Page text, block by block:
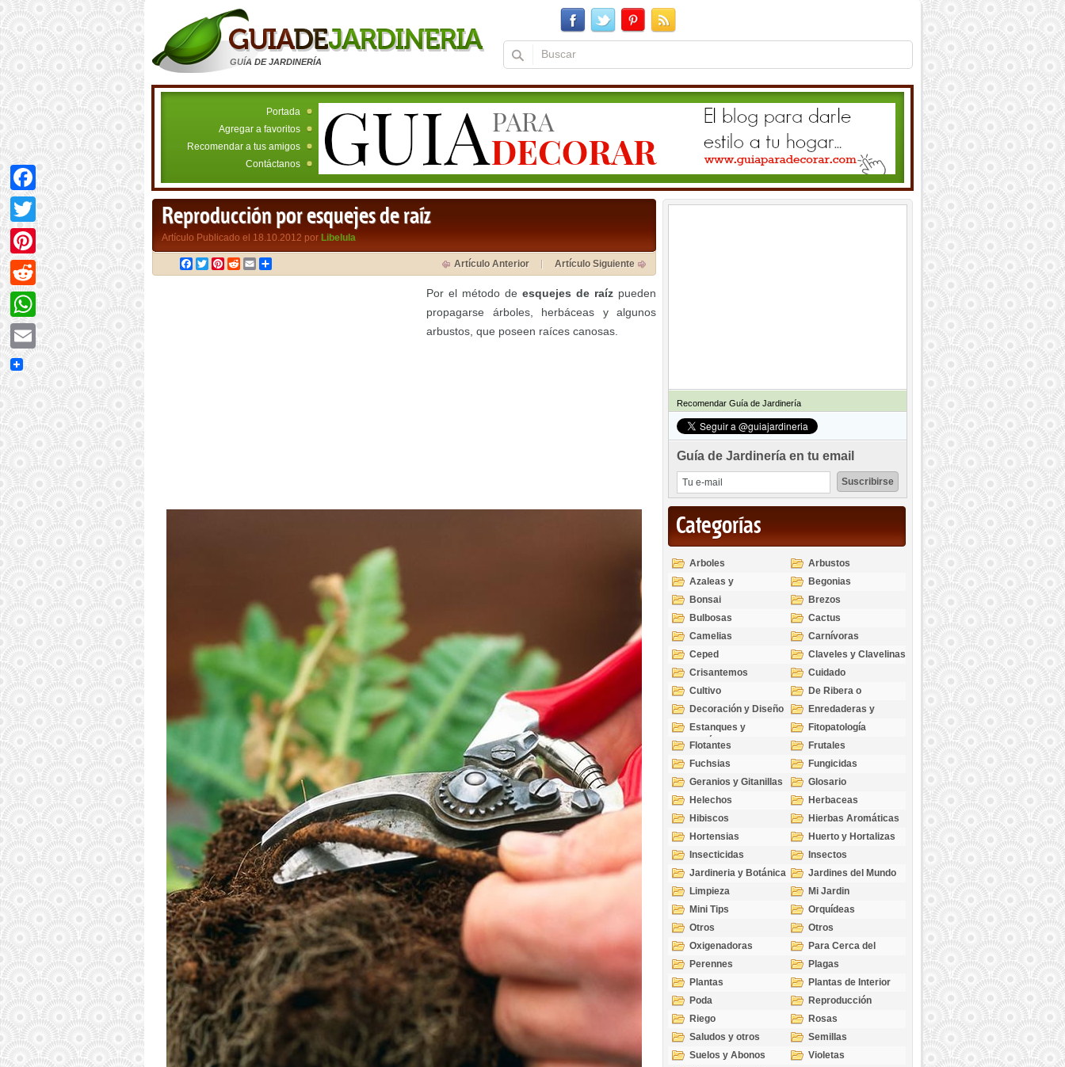
GUÍA DE JARDINERÍA
Portada
Agregar a favoritos
Recomendar a tus amigos
Contáctanos
Reproducción por esquejes de raíz
Artículo Publicado el 18.10.2012 por Libelula
Facebook
TwitterPinterest
RedditEmail Artículo Anterior Artículo Siguiente
Por el método de esquejes de raíz pueden
propagarse árboles, herbáceas y algunos
arbustos, que poseen raíces canosas.
Recomendar Guía de Jardinería
Guía de Jardinería en tu email
Categorías
Arboles
Arbustos
Azaleas y
Rododendros
Begonias
Bonsai
Brezos
Bulbosas
Cactus
Camelias
Carnívoras
Ceped
Claveles y Clavelinas
Crisantemos
Cuidado
Cultivo
De Ribera o
Palustres
Decoración y Diseño
Enredaderas y
cubresuelos
Estanques y
Acuáticas
Fitopatología
Flotantes
Frutales
Fuchsias
Fungicidas
Geranios y Gitanillas
Glosario
Helechos
Herbaceas
Hibiscos
Hierbas Aromáticas
Hortensias
Huerto y Hortalizas
Insecticidas
Insectos
Jardineria y Botánica
Jardines del Mundo
Limpieza
Mi Jardin
Mini Tips
Orquídeas
Otros
Otros
Oxigenadoras
Para Cerca del
Estanque
Perennes
Plagas
Plantas
Plantas de Interior
Poda
Reproducción
Riego
Rosas
Saludos y otros
temas
Semillas
Suelos y Abonos
Violetas
Facebook
Twitter
Pinterest
Reddit
WhatsApp
Email